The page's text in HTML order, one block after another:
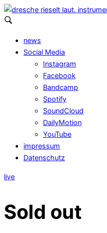
news
Social Media
Instagram
Facebook
Bandcamp
Spotify
SoundCloud
DailyMotion
YouTube
impressum
Datenschutz
live
Sold out